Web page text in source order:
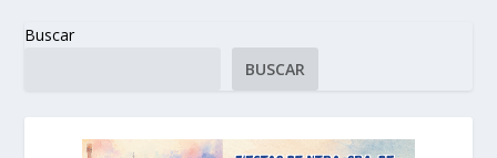
Buscar
BUSCAR